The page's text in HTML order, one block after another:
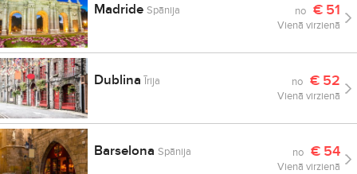
MadrideSpānija no € 51
Vienā virzienā
DublinaĪrija no € 52
Vienā virzienā
BarselonaSpānija no € 54
Vienā virzienā